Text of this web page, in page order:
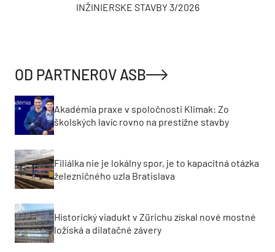
INŽINIERSKE STAVBY 3/2026
OD PARTNEROV ASB
Akadémia praxe v spoločnosti Klimak: Zo
školských lavíc rovno na prestížne stavby
Filiálka nie je lokálny spor, je to kapacitná otázka
železničného uzla Bratislava
Historický viadukt v Zürichu získal nové mostné
ložiská a dilatačné závery